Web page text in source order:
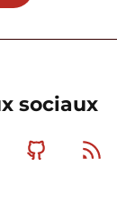
sociaux
MastodonGithub